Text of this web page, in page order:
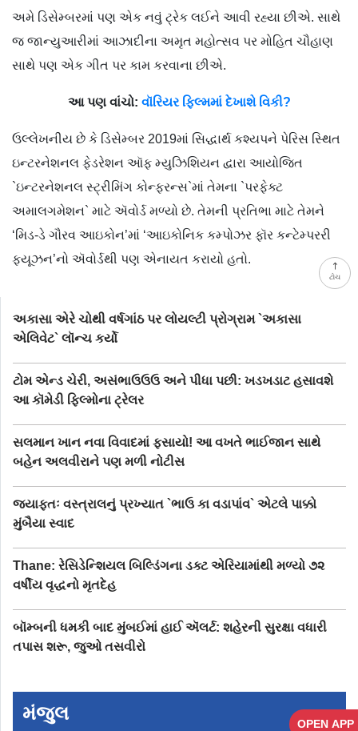
OPEN APP
ટોચ
અમે ડિસેમ્બરમાં પણ એક નવું ટ્રેક લઈને આવી રહ્યા છીએ. સાથે
જ જાન્યુઆરીમાં આઝાદીના અમૃત મહોત્સવ પર મોહિત ચૌહાણ
સાથે પણ એક ગીત પર કામ કરવાના છીએ.
આ પણ વાંચો: વૉરિયર ફિલ્મમાં દેખાશે વિકી?
ઉલ્લેખનીય છે કે ડિસેમ્બર 2019માં સિદ્ધાર્થ કશ્યપને પેરિસ સ્થિત
ઇન્ટરનેશનલ ફેડરેશન ઑફ મ્યુઝિશિયન દ્વારા આયોજિત
`ઇન્ટરનેશનલ સ્ટ્રીમિંગ કોન્ફરન્સ`માં તેમના `પરફેક્ટ
અમાલગમેશન` માટે ઍવોર્ડ મળ્યો છે. તેમની પ્રતિભા માટે તેમને
‘મિડ-ડે ગૌરવ આઇકોન’માં ‘આઇકોનિક કમ્પોઝર ફૉર કન્ટેમ્પરરી
ફ્યૂઝન’નો ઍવોર્ડથી પણ એનાયત કરાયો હતો.
અકાસા એરે ચોથી વર્ષગાંઠ પર લોયલ્ટી પ્રોગ્રામ `અકાસા
એલિવેટ` લૉન્ચ કર્યો
ટોમ એન્ડ ચેરી, અસંભાઉઉઉ અને પીધા પછી: ખડખડાટ હસાવશે
આ કૉમેડી ફિલ્મોના ટ્રેલર
સલમાન ખાન નવા વિવાદમાં ફસાયો! આ વખતે ભાઈજાન સાથે
બહેન અલવીરાને પણ મળી નોટીસ
જ્યાફતઃ વસ્ત્રાલનું પ્રખ્યાત `ભાઉ કા વડાપાંવ` એટલે પાક્કો
મુંબૈયા સ્વાદ
Thane: રેસિડેન્શિયલ બિલ્ડિંગના ડક્ટ એરિયામાંથી મળ્યો ૭૨
વર્ષીય વૃદ્ધનો મૃતદેહ
બૉમ્બની ધમકી બાદ મુંબઈમાં હાઈ ઍલર્ટ: શહેરની સુરક્ષા વધારી
તપાસ શરૂ, જુઓ તસવીરો
મંજુલ